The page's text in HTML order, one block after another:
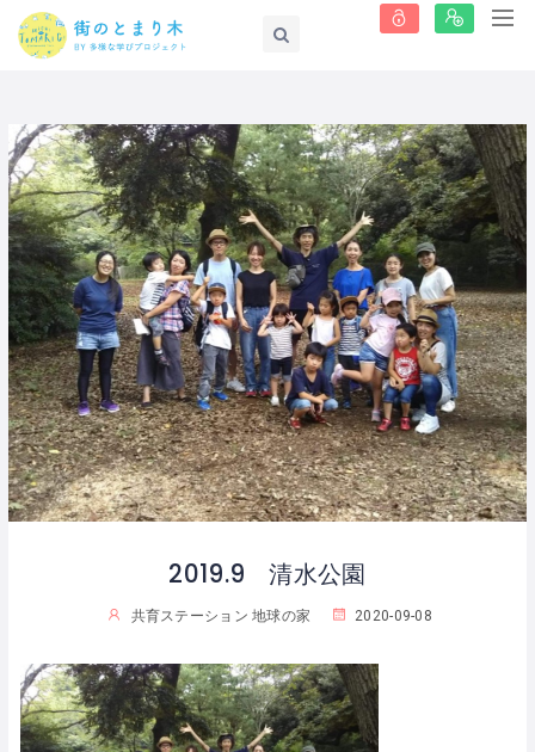
2019.9 清水公園
共育ステーション 地球の家 2020-09-08